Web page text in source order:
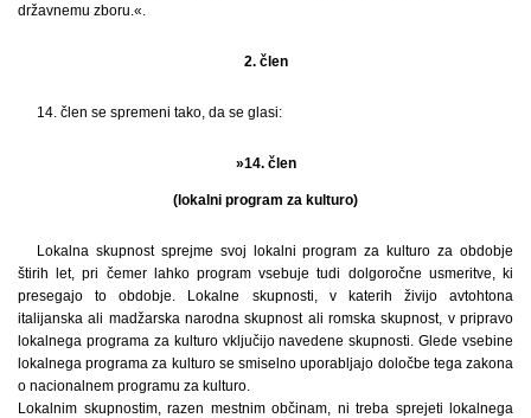
državnemu zboru.«.
2. člen
14. člen se spremeni tako, da se glasi:
»14. člen
(lokalni program za kulturo)
Lokalna skupnost sprejme svoj lokalni program za kulturo za obdobje
štirih let, pri čemer lahko program vsebuje tudi dolgoročne usmeritve, ki
presegajo to obdobje. Lokalne skupnosti, v katerih živijo avtohtona
italijanska ali madžarska narodna skupnost ali romska skupnost, v pripravo
lokalnega programa za kulturo vključijo navedene skupnosti. Glede vsebine
lokalnega programa za kulturo se smiselno uporabljajo določbe tega zakona
o nacionalnem programu za kulturo.
Lokalnim skupnostim, razen mestnim občinam, ni treba sprejeti lokalnega